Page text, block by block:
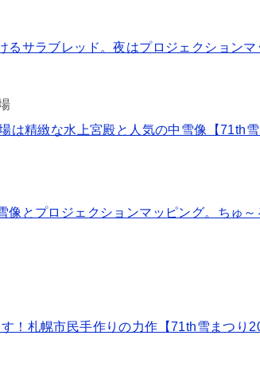
るサラブレッド。夜はプロジェクションマ
は精緻な水上宮殿と人気の中雪像【71th雪
像とプロジェクションマッピング。ちゅ～
！札幌市民手作りの力作【71th雪まつり